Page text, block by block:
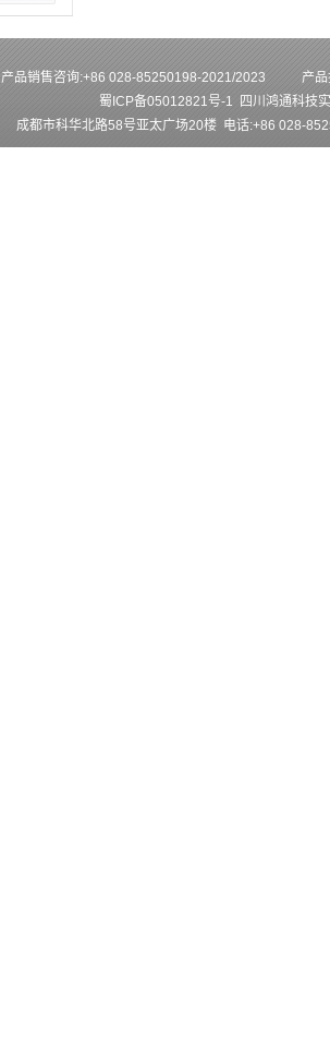
产品销售咨询:+86 028-85250198-2021/2023
产
蜀ICP备05012821号-1 四川鸿通科技
成都市科华北路58号亚太广场20楼 电话:+86 028-